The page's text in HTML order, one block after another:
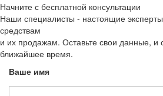
Начните с бесплатной консультации
Наши специалисты - настоящие
средствам
и их продажам. Оставьте свои данные, и
ближайшее время.
Ваше имя